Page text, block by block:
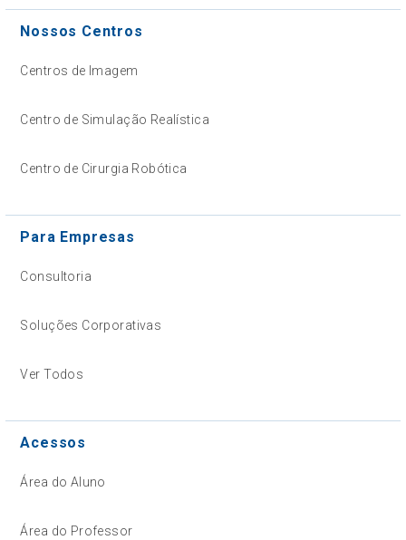
Nossos Centros
Centros de Imagem
Centro de Simulação Realística
Centro de Cirurgia Robótica
Para Empresas
Consultoria
Soluções Corporativas
Ver Todos
Acessos
Área do Aluno
Área do Professor